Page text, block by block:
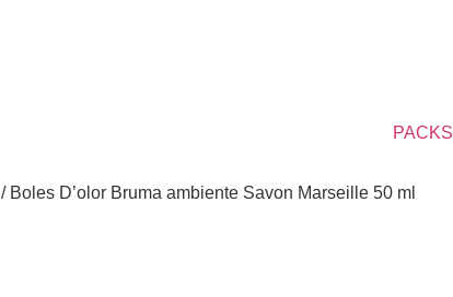
PACKS
/ Boles D’olor Bruma ambiente Savon Marseille 50 ml